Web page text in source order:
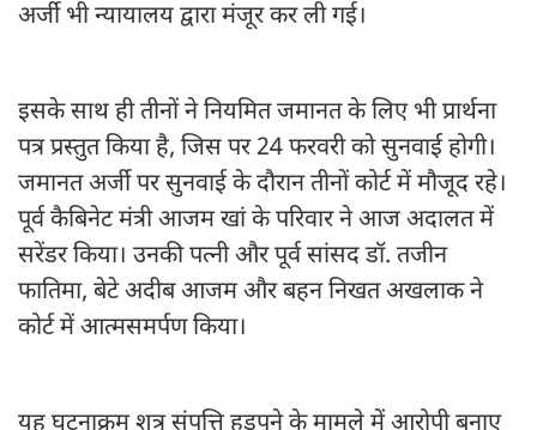
अर्जी भी न्यायालय द्वारा मंजूर कर ली गई।
इसके साथ ही तीनों ने नियमित जमानत के लिए भी प्रार्थना
पत्र प्रस्तुत किया है, जिस पर 24 फरवरी को सुनवाई होगी।
जमानत अर्जी पर सुनवाई के दौरान तीनों कोर्ट में मौजूद रहे।
पूर्व कैबिनेट मंत्री आजम खां के परिवार ने आज अदालत में
सरेंडर किया। उनकी पत्नी और पूर्व सांसद डॉ. तजीन
फातिमा, बेटे अदीब आजम और बहन निखत अखलाक ने
कोर्ट में आत्मसमर्पण किया।